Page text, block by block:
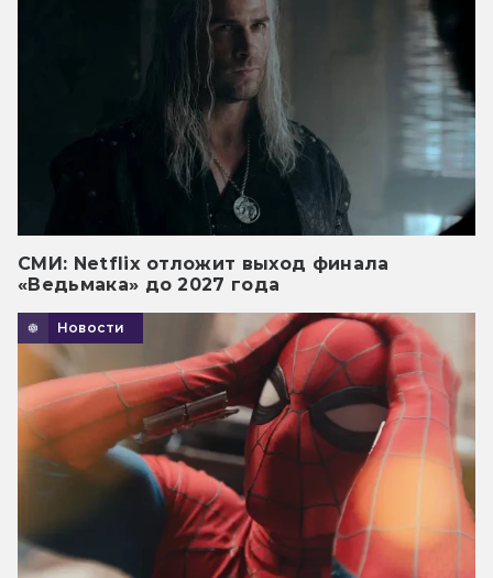
СМИ: Netflix отложит выход финала
«Ведьмака» до 2027 года
Новости